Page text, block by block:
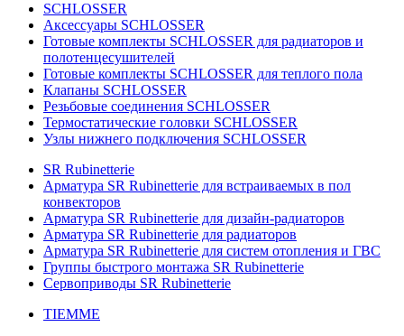
SCHLOSSER
Аксессуары SCHLOSSER
Готовые комплекты SCHLOSSER для радиаторов и
полотенцесушителей
Готовые комплекты SCHLOSSER для теплого пола
Клапаны SCHLOSSER
Резьбовые соединения SCHLOSSER
Термостатические головки SCHLOSSER
Узлы нижнего подключения SCHLOSSER
SR Rubinetterie
Арматура SR Rubinetterie для встраиваемых в пол
конвекторов
Арматура SR Rubinetterie для дизайн-радиаторов
Арматура SR Rubinetterie для радиаторов
Арматура SR Rubinetterie для систем отопления и ГВС
Группы быстрого монтажа SR Rubinetterie
Сервоприводы SR Rubinetterie
TIEMME